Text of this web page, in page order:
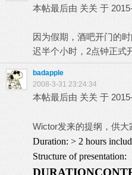
本帖最后由 关关 于
因为假期，酒吧开门的
迟半个小时，2点钟正式
badapple
2008-3-31 23:24:34
本帖最后由 关关 于
Wictor发来的提纲，供大
Duration: > 2 hours
Structure of presentation:
DURATION